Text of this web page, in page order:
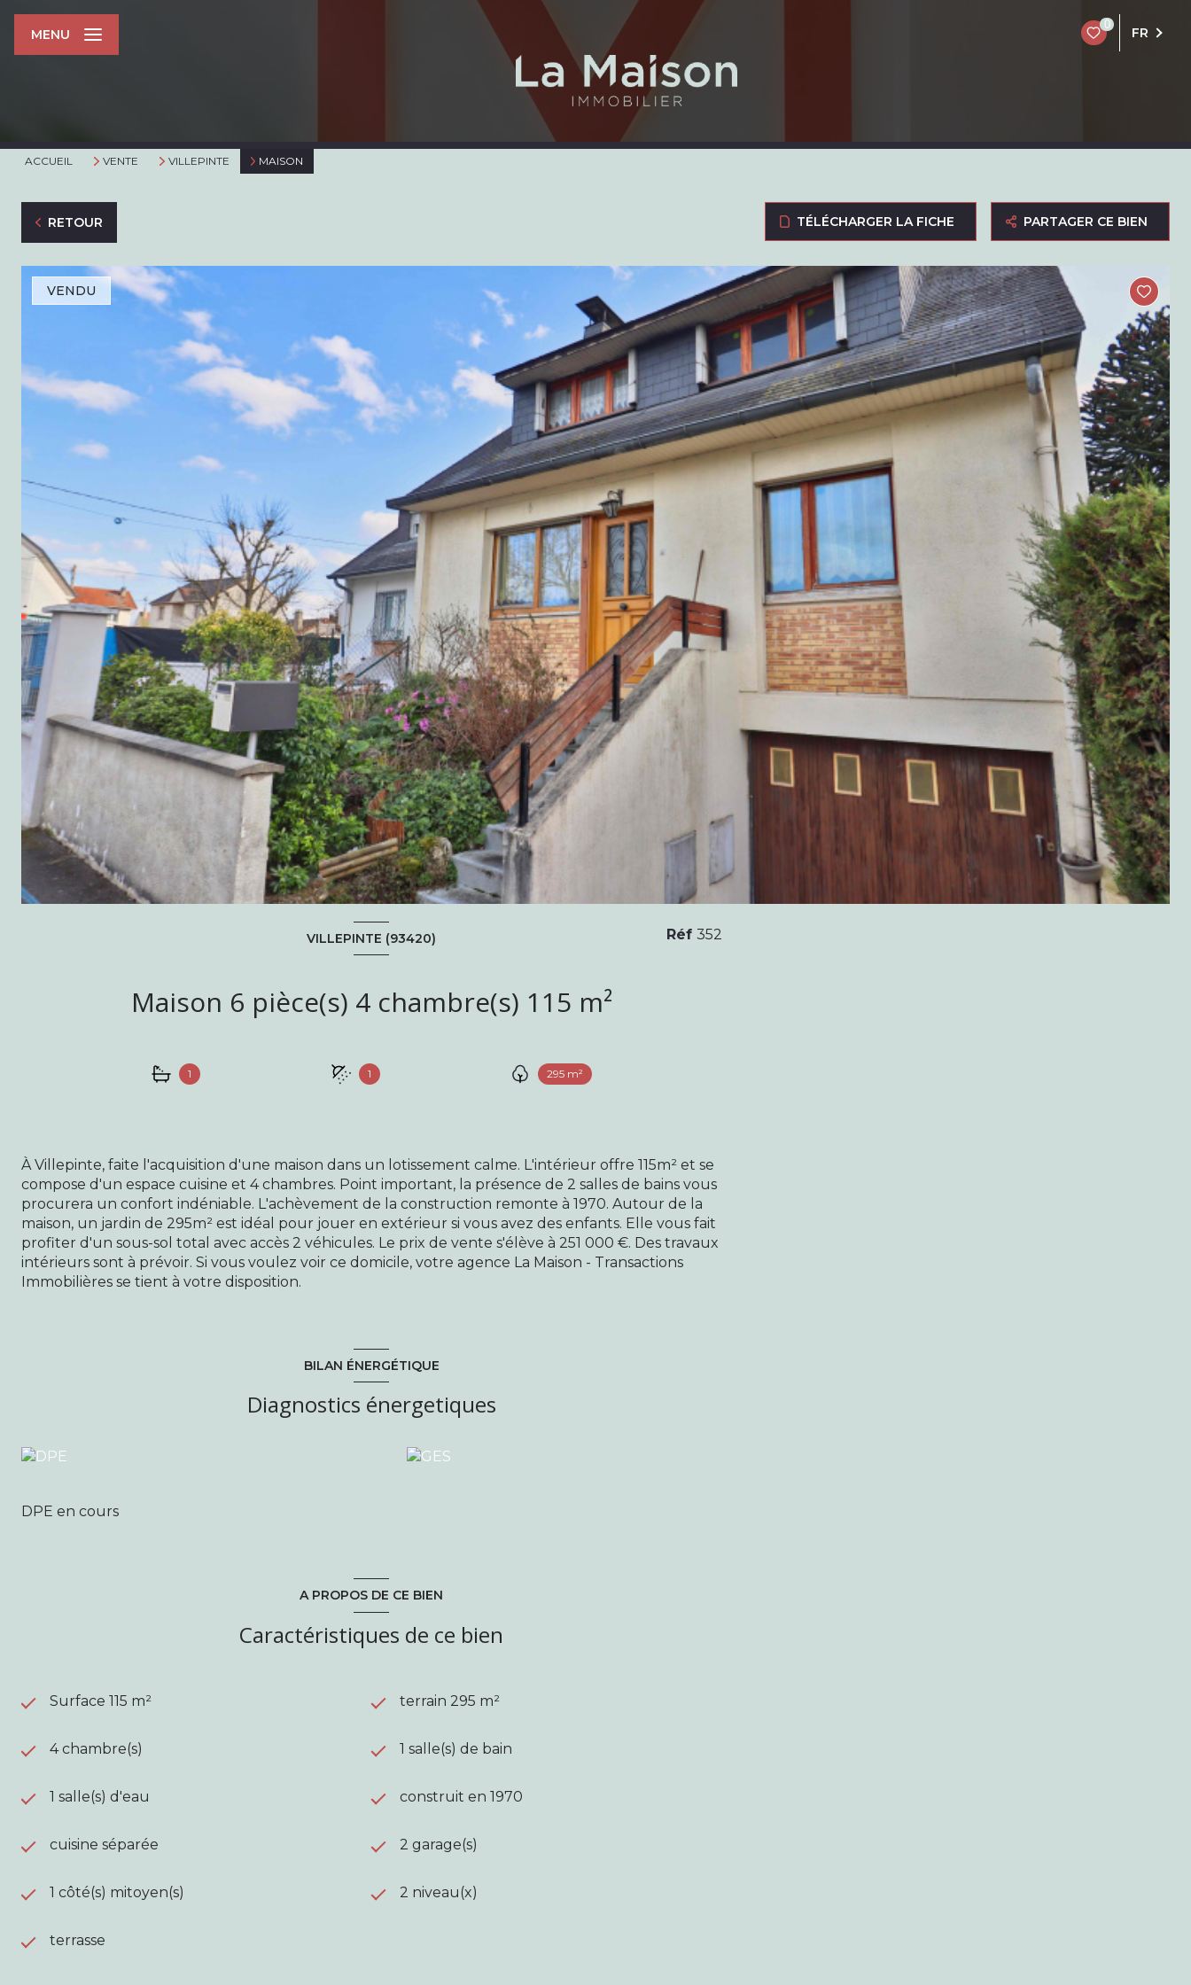
0
FR
MENU
ACCUEIL VENTE VILLEPINTE MAISON
RETOUR TÉLÉCHARGER LA FICHE PARTAGER CE BIEN
VENDU
VILLEPINTE (93420)
Maison 6 pièce(s) 4 chambre(s) 115 m²
1 1 295 m²
Réf 352
À Villepinte, faite l'acquisition d'une maison dans un lotissement calme. L'intérieur offre 115m² et se
compose d'un espace cuisine et 4 chambres. Point important, la présence de 2 salles de bains vous
procurera un confort indéniable. L'achèvement de la construction remonte à 1970. Autour de la
maison, un jardin de 295m² est idéal pour jouer en extérieur si vous avez des enfants. Elle vous fait
profiter d'un sous-sol total avec accès 2 véhicules. Le prix de vente s'élève à 251 000 €. Des travaux
intérieurs sont à prévoir. Si vous voulez voir ce domicile, votre agence La Maison - Transactions
Immobilières se tient à votre disposition.
BILAN ÉNERGÉTIQUE
Diagnostics énergetiques
DPE en cours
A PROPOS DE CE BIEN
Caractéristiques de ce bien
Surface 115 m² terrain 295 m²
4 chambre(s) 1 salle(s) de bain
1 salle(s) d'eau construit en 1970
cuisine séparée 2 garage(s)
1 côté(s) mitoyen(s) 2 niveau(x)
terrasse